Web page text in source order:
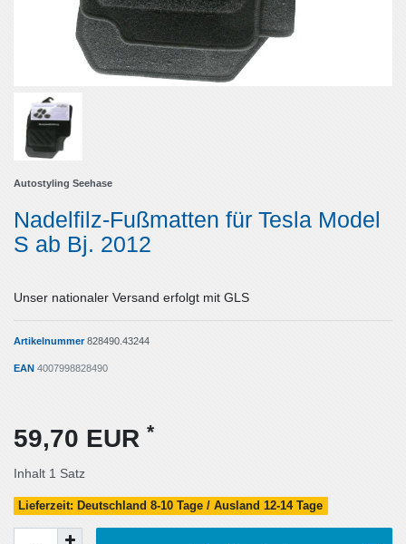
Autostyling Seehase
Nadelfilz-Fußmatten für Tesla Model
S ab Bj. 2012
Unser nationaler Versand erfolgt mit GLS
Artikelnummer828490.43244
EAN 4007998828490
59,70 EUR *
Inhalt 1 Satz
Lieferzeit: Deutschland 8-10 Tage / Ausland 12-14 Tage